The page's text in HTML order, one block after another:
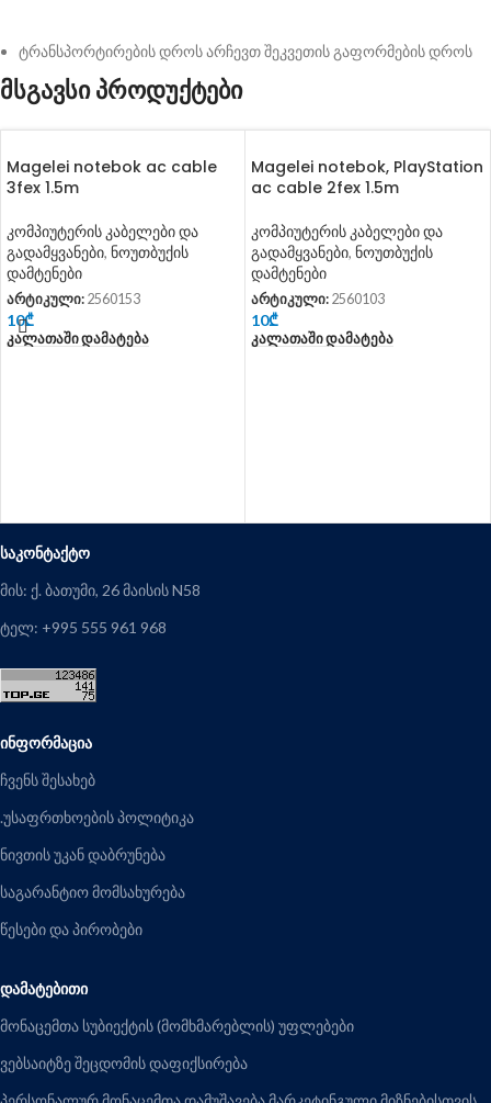
ტრანსპორტირების დროს არჩევთ შეკვეთის გაფორმების დროს
მსგავსი პროდუქტები
Magelei notebok ac cable
3fex 1.5m
კომპიუტერის კაბელები და
გადამყვანები, ნოუთბუქის
დამტენები
არტიკული: 2560153
10₾
Კალათაში Დამატება
Magelei notebok, PlayStation
ac cable 2fex 1.5m
კომპიუტერის კაბელები და
გადამყვანები, ნოუთბუქის
დამტენები
არტიკული: 2560103
10₾
Კალათაში Დამატება
ᲡᲐᲙᲝᲜᲢᲐᲥᲢᲝ
მის: ქ. ბათუმი, 26 მაისის N58
ტელ: +995 555 961 968
ᲘᲜᲤᲝᲠᲛᲐᲪᲘᲐ
ჩვენს შესახებ
.უსაფრთხოების პოლიტიკა
ნივთის უკან დაბრუნება
საგარანტიო მომსახურება
წესები და პირობები
ᲓᲐᲛᲐᲢᲔᲑᲘᲗᲘ
მონაცემთა სუბიექტის (მომხმარებლის) უფლებები
ვებსაიტზე შეცდომის დაფიქსირება